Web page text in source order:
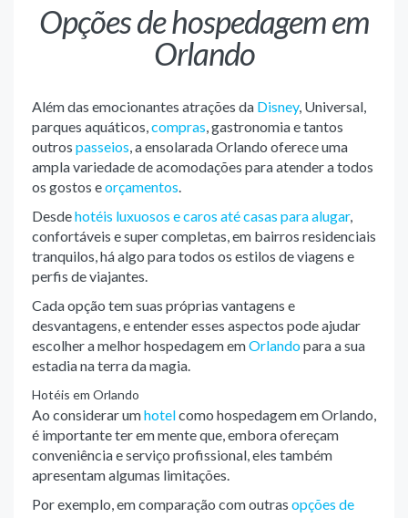
Opções de hospedagem em
Orlando
Além das emocionantes atrações da Disney, Universal,
parques aquáticos,compras, gastronomia e tantos
outros passeios, a ensolarada Orlando oferece uma
ampla variedade de acomodações para atender a todos
os gostos eorçamentos.
Desdehotéis luxuosos e caros até casas para alugar,
confortáveis e super completas, em bairros residenciais
tranquilos, há algo para todos os estilos de viagens e
perfis de viajantes.
Cada opção tem suas próprias vantagens e
desvantagens, e entender esses aspectos pode ajudar
escolher a melhor hospedagem emOrlandopara a sua
estadia na terra da magia.
Hotéis em Orlando
Ao considerar umhotelcomo hospedagem em Orlando,
é importante ter em mente que, embora ofereçam
conveniência e serviço profissional, eles também
apresentam algumas limitações.
Por exemplo, em comparação com outras opções de